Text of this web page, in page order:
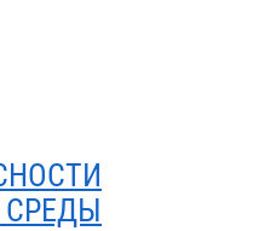
СРЕДЫ